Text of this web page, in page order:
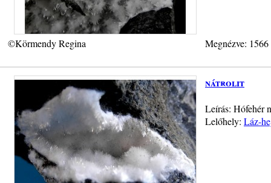
©Körmendy Regina Megnézve:
nátrolit
Leírás: Hófehér
Lelőhely: Láz-